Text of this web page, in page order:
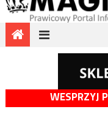
WESPRZYJ